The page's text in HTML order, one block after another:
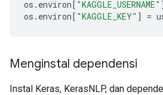
os . environ[ "KAGGLE_USERNAME" ]
os . environ[ "KAGGLE_KEY" ] =
Menginstal dependensi
Instal Keras, KerasNLP, dan